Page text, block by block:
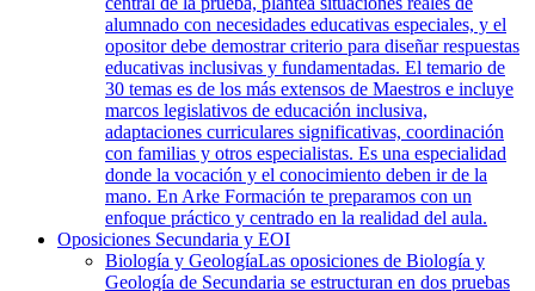
alumnado con necesidades educativas especiales, y el
opositor debe demostrar criterio para diseñar respuestas
educativas inclusivas y fundamentadas. El temario de
30 temas es de los más extensos de Maestros e incluye
marcos legislativos de educación inclusiva,
adaptaciones curriculares significativas, coordinación
con familias y otros especialistas. Es una especialidad
donde la vocación y el conocimiento deben ir de la
mano. En Arke Formación te preparamos con un
enfoque práctico y centrado en la realidad del aula.
Oposiciones Secundaria y EOI
Biología y GeologíaLas oposiciones de Biología y
Geología de Secundaria se estructuran en dos pruebas